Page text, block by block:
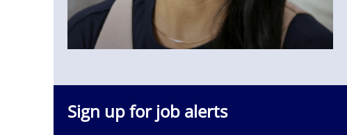
społeczność
Sign up for job alerts